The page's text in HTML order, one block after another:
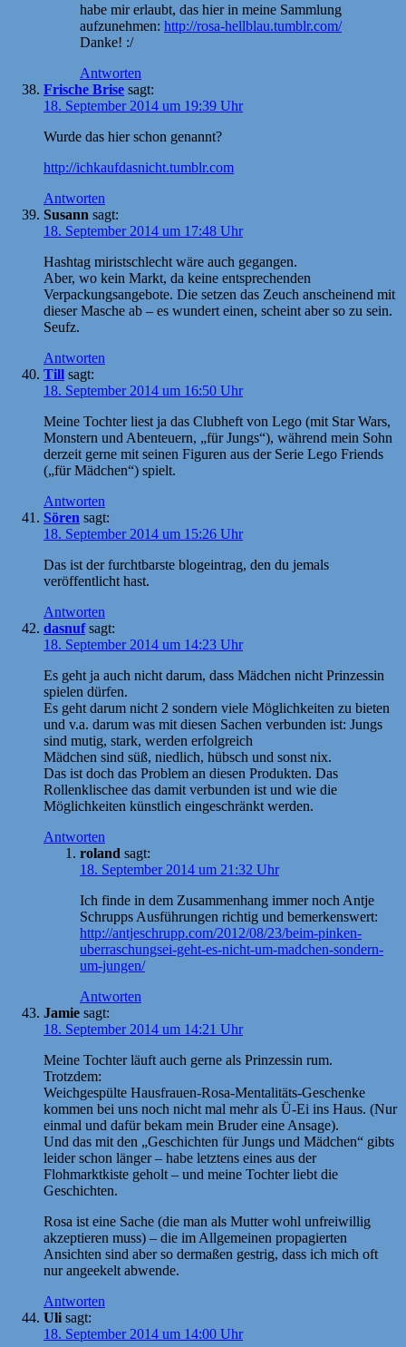
habe mir erlaubt, das hier in meine Sammlung
aufzunehmen: http://rosa-hellblau.tumblr.com/
Danke! :/
Antworten
Frische Brise sagt:
18. September 2014 um 19:39 Uhr
Wurde das hier schon genannt?
http://ichkaufdasnicht.tumblr.com
Antworten
Susann sagt:
18. September 2014 um 17:48 Uhr
Hashtag miristschlecht wäre auch gegangen.
Aber, wo kein Markt, da keine entsprechenden
Verpackungsangebote. Die setzen das Zeuch anscheinend mit
dieser Masche ab – es wundert einen, scheint aber so zu sein.
Seufz.
Antworten
Till sagt:
18. September 2014 um 16:50 Uhr
Meine Tochter liest ja das Clubheft von Lego (mit Star Wars,
Monstern und Abenteuern, „für Jungs“), während mein Sohn
derzeit gerne mit seinen Figuren aus der Serie Lego Friends
(„für Mädchen“) spielt.
Antworten
Sören sagt:
18. September 2014 um 15:26 Uhr
Das ist der furchtbarste blogeintrag, den du jemals
veröffentlicht hast.
Antworten
dasnuf sagt:
18. September 2014 um 14:23 Uhr
Es geht ja auch nicht darum, dass Mädchen nicht Prinzessin
spielen dürfen.
Es geht darum nicht 2 sondern viele Möglichkeiten zu bieten
und v.a. darum was mit diesen Sachen verbunden ist: Jungs
sind mutig, stark, werden erfolgreich
Mädchen sind süß, niedlich, hübsch und sonst nix.
Das ist doch das Problem an diesen Produkten. Das
Rollenklischee das damit verbunden ist und wie die
Möglichkeiten künstlich eingeschränkt werden.
Antworten
roland sagt:
18. September 2014 um 21:32 Uhr
Ich finde in dem Zusammenhang immer noch Antje
Schrupps Ausführungen richtig und bemerkenswert:
http://antjeschrupp.com/2012/08/23/beim-pinken-
uberraschungsei-geht-es-nicht-um-madchen-sondern-
um-jungen/
Antworten
Jamie sagt:
18. September 2014 um 14:21 Uhr
Meine Tochter läuft auch gerne als Prinzessin rum.
Trotzdem:
Weichgespülte Hausfrauen-Rosa-Mentalitäts-Geschenke
kommen bei uns noch nicht mal mehr als Ü-Ei ins Haus. (Nur
einmal und dafür bekam mein Bruder eine Ansage).
Und das mit den „Geschichten für Jungs und Mädchen“ gibts
leider schon länger – habe letztens eines aus der
Flohmarktkiste geholt – und meine Tochter liebt die
Geschichten.
Rosa ist eine Sache (die man als Mutter wohl unfreiwillig
akzeptieren muss) – die im Allgemeinen propagierten
Ansichten sind aber so dermaßen gestrig, dass ich mich oft
nur angeekelt abwende.
Antworten
Uli sagt:
18. September 2014 um 14:00 Uhr